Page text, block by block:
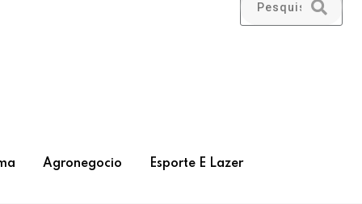
Agronegocio Esporte E Lazer